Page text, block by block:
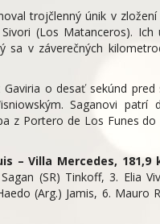
trojčlenný únik v zložení
(Los Matanceros). Ich
v záverečných
o desať sekúnd
Saganovi patrí
z Portero de Los Funes
– Villa Mercedes, 181,9
(SR) Tinkoff, 3. Elia
(Arg.) Jamis, 6. Mauro